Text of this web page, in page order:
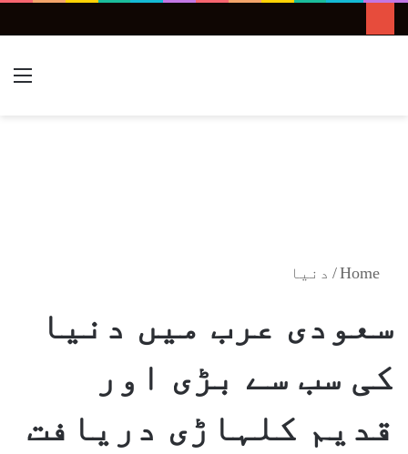
/ دنیا
سعودی عرب میں دنیا
کی سب سے بڑی اور
قدیم کلہاڑی دریافت